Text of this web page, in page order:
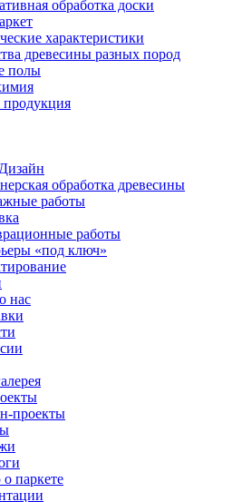
обработка доски
характеристики
древесины разных пород
полы
обработка древесины
работы
работы
«под ключ»
нас
проекты
паркете